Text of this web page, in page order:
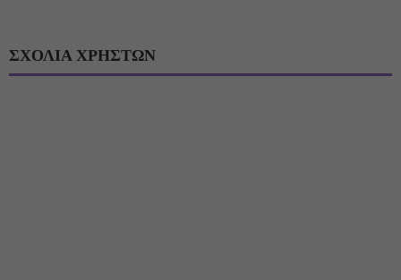
ΣΧΟΛΙΑ ΧΡΗΣΤΩΝ